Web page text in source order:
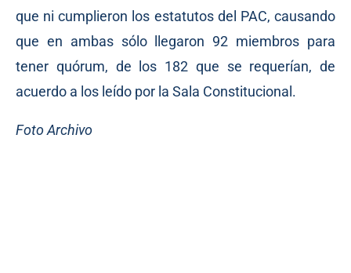
que ni cumplieron los estatutos del PAC, causando
que en ambas sólo llegaron 92 miembros para
tener quórum, de los 182 que se requerían, de
acuerdo a los leído por la Sala Constitucional.
Foto Archivo